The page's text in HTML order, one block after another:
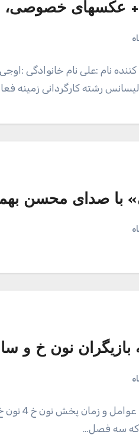
عکسهای
رشته کارگردانی زمینه
با صدای محسن
سریال نون
که سه فصل…